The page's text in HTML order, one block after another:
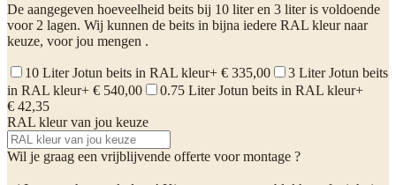
De aangegeven hoeveelheid beits bij 10 liter en 3 liter is voldoende
voor 2 lagen. Wij kunnen de beits in bijna iedere RAL kleur naar
keuze, voor jou mengen .
10 Liter Jotun beits in RAL kleur+ € 335,00
3 Liter Jotun beits
in RAL kleur+ € 540,00 0.75 Liter Jotun beits in RAL kleur+
€ 42,35
RAL kleur van jou keuze
Wil je graag een vrijblijvende offerte voor montage ?